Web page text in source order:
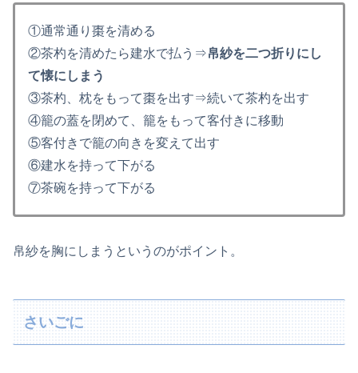
①通常通り棗を清める
②茶杓を清めたら建水で払う⇒帛紗を二つ折りにし
て懐にしまう
③茶杓、枕をもって棗を出す⇒続いて茶杓を出す
④籠の蓋を閉めて、籠をもって客付きに移動
⑤客付きで籠の向きを変えて出す
⑥建水を持って下がる
⑦茶碗を持って下がる
帛紗を胸にしまうというのがポイント。
さいごに